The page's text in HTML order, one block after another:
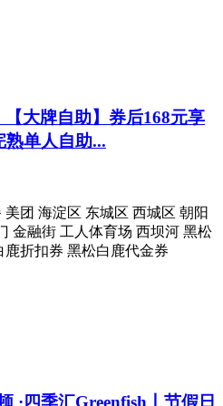
【大牌自助】券后168元享
熟单人自助...
团 海淀区 东城区 西城区 朝阳
金融街 工人体育场 西坝河 黑松
折扣券 黑松白鹿代金券